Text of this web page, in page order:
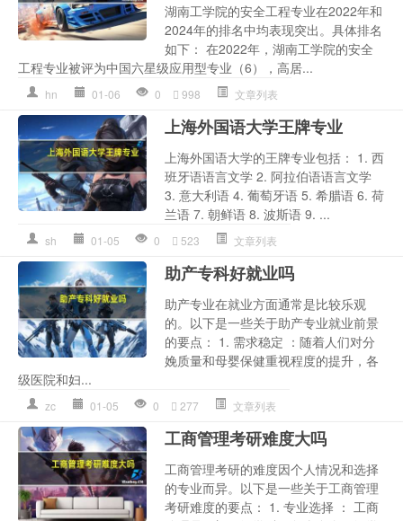
湖南工学院的安全工程专业在2022年和
2024年的排名中均表现突出。具体排名
如下： 在2022年，湖南工学院的安全
工程专业被评为中国六星级应用型专业（6），高居...
hn 01-06 0 998 文章列表
上海外国语大学王牌专业
上海外国语大学的王牌专业包括： 1. 西
班牙语语言文学 2. 阿拉伯语语言文学
3. 意大利语 4. 葡萄牙语 5. 希腊语 6. 荷
兰语 7. 朝鲜语 8. 波斯语 9. ...
sh 01-05 0 523 文章列表
助产专科好就业吗
助产专业在就业方面通常是比较乐观
的。以下是一些关于助产专业就业前景
的要点： 1. 需求稳定 ：随着人们对分
娩质量和母婴保健重视程度的提升，各
级医院和妇...
zc 01-05 0 277 文章列表
工商管理考研难度大吗
工商管理考研的难度因个人情况和选择
的专业而异。以下是一些关于工商管理
考研难度的要点： 1. 专业选择 ： 工商